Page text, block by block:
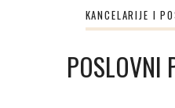
KANCELARIJE I
POSLOVNI